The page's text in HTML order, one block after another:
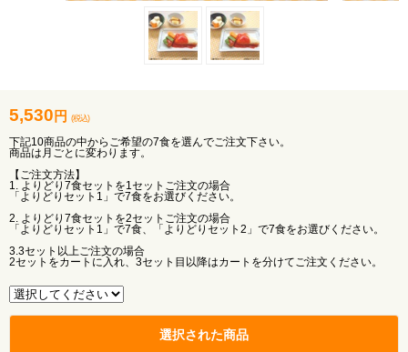
5,530 円 (税込)
下記10商品の中からご希望の7食を選んでご注文下さい。
商品は月ごとに変わります。
【ご注文方法】
1. よりどり7食セットを1セットご注文の場合
「よりどりセット1」で7食をお選びください。
2. よりどり7食セットを2セットご注文の場合
「よりどりセット1」で7食、「よりどりセット2」で7食をお選びください。
3.3セット以上ご注文の場合
2セットをカートに入れ、3セット目以降はカートを分けてご注文ください。
選択された商品